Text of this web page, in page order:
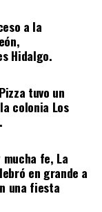
a la
Hidalgo.
tuvo un
colonia Los
fe, La
en grande a
una fiesta